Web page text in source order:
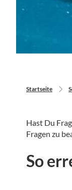
Startseite
Hast Du
Fragen zu
So